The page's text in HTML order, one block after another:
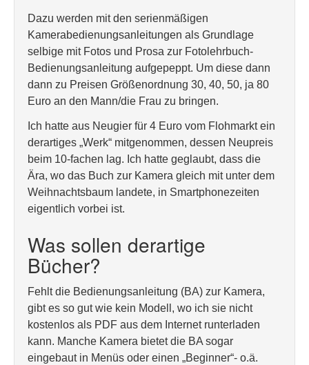
Dazu werden mit den serienmäßigen
Kamerabedienungsanleitungen als Grundlage
selbige mit Fotos und Prosa zur Fotolehrbuch-
Bedienungsanleitung aufgepeppt. Um diese dann
dann zu Preisen Größenordnung 30, 40, 50, ja 80
Euro an den Mann/die Frau zu bringen.
Ich hatte aus Neugier für 4 Euro vom Flohmarkt ein
derartiges „Werk“ mitgenommen, dessen Neupreis
beim 10-fachen lag. Ich hatte geglaubt, dass die
Ära, wo das Buch zur Kamera gleich mit unter dem
Weihnachtsbaum landete, in Smartphonezeiten
eigentlich vorbei ist.
Was sollen derartige
Bücher?
Fehlt die Bedienungsanleitung (BA) zur Kamera,
gibt es so gut wie kein Modell, wo ich sie nicht
kostenlos als PDF aus dem Internet runterladen
kann. Manche Kamera bietet die BA sogar
eingebaut in Menüs oder einen „Beginner“- o.ä.